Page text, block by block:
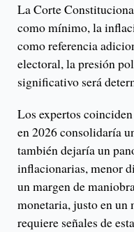
La Corte
como mínimo, la
como referencia
electoral, la presión
significativo será
Los expertos
en 2026 consolidaría
también dejaría un
inflacionarias, menor
un margen de
monetaria, justo en un
requiere señales de